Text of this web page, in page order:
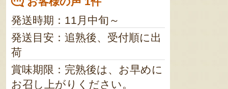
発送時期：11月中旬～
発送目安：追熟後、受付順に出
荷
賞味期限：完熟後は、お早めに
お召し上がりください。